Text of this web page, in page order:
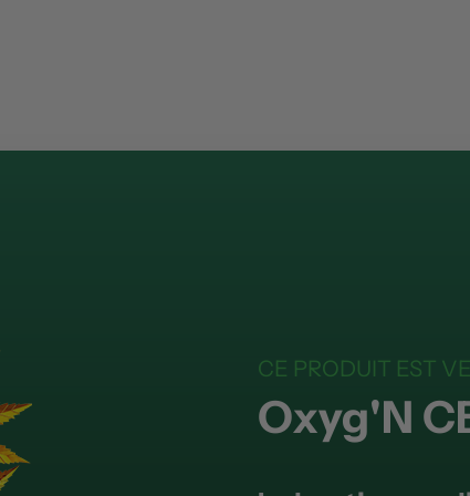
CE PRODUIT EST
Oxyg'N